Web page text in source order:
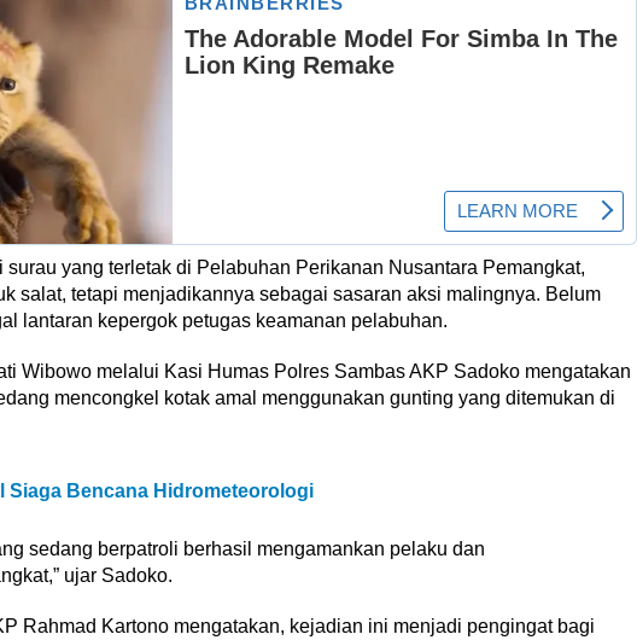
yang terletak di Pelabuhan Perikanan Nusantara Pemangkat,
salat, tetapi menjadikannya sebagai sasaran aksi malingnya. Belum
lantaran kepergok petugas keamanan pelabuhan.
Wibowo melalui Kasi Humas Polres Sambas AKP Sadoko mengatakan
mencongkel kotak amal menggunakan gunting yang ditemukan di
Siaga Bencana Hidrometeorologi
sedang berpatroli berhasil mengamankan pelaku dan
ujar Sadoko.
Rahmad Kartono mengatakan, kejadian ini menjadi pengingat bagi